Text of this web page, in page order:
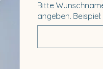
Bitte
angeben.